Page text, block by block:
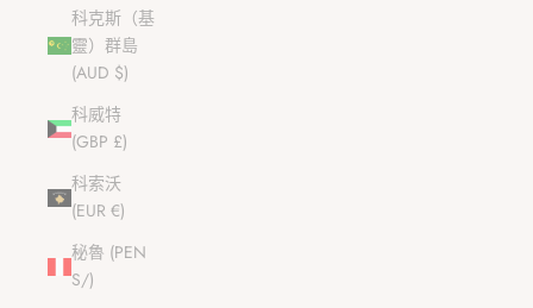
科克斯（基
靈）群島
(AUD $)
科威特
(GBP £)
科索沃
(EUR €)
秘魯 (PEN
S/)